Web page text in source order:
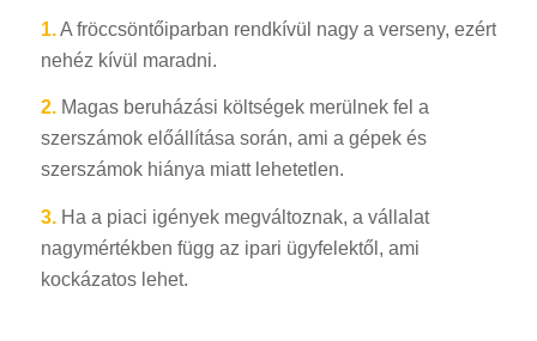
1.A fröccsöntőiparban rendkívül nagy a verseny, ezért
nehéz kívül maradni.
2.Magas beruházási költségek merülnek fel a
szerszámok előállítása során, ami a gépek és
szerszámok hiánya miatt lehetetlen.
3.Ha a piaci igények megváltoznak, a vállalat
nagymértékben függ az ipari ügyfelektől, ami
kockázatos lehet.